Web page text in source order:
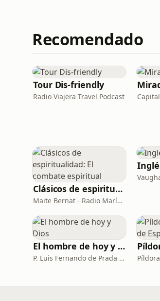
Recomendado
Tour Dis-friendly
Radio Viajera Travel Podcast
Clásicos de espiritualidad: El combate espiritual
Maite Bernat - Radio María ESP
El hombre de hoy y Dios
P. Luis Fernando de Prada - Radio María ESP